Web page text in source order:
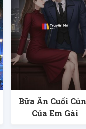
Bữa Ăn Cuối
Của Em Gái